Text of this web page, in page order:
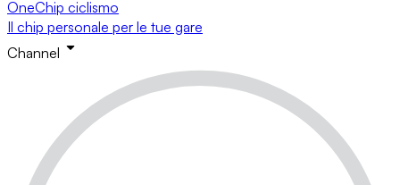
OneChip ciclismo
Il chip personale per le tue gare
Channel